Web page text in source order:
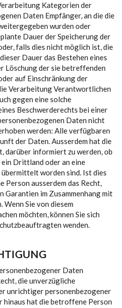
Kategorien der
Daten Empfänger, an die die
wurden oder
Dauer der Speicherung der
falls dies nicht möglich ist, die
Dauer das Bestehen eines
Löschung der sie betreffenden
auf Einschränkung der
Verarbeitung Verantwortlichen
gegen eine solche
Beschwerderechts bei einer
Daten nicht
werden: Alle verfügbaren
der Daten. Ausserdem hat die
darüber informiert zu werden, ob
Drittland oder an eine
worden sind. Ist dies
Person ausserdem das Recht,
Garantien im Zusammenhang mit
Sie von diesem
möchten, können Sie sich
wenden.
Daten
die unverzügliche
unrichtiger personenbezogener
hinaus hat die betroffene Person